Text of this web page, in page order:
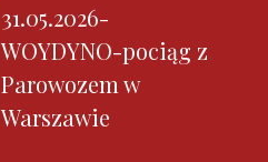
31.05.2026-
WOYDYNO-pociąg z
Parowozem w
Warszawie